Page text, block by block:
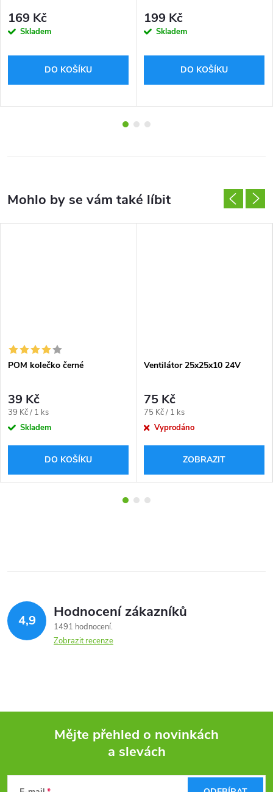
169 Kč
Skladem
DO KOŠÍKU
199 Kč
Skladem
DO KOŠÍKU
POM kolečko černé
39 Kč
Měrná
cena:
39 Kč / 1 ks
Skladem
DO KOŠÍKU
Ventilátor 25x25x10 24V
75 Kč
Měrná
cena:
75 Kč / 1 ks
Vyprodáno
ZOBRAZIT
4,9 Hodnocení zákazníků
1491 hodnocení
Zobrazit recenze
Mějte přehled o novinkách
a slevách